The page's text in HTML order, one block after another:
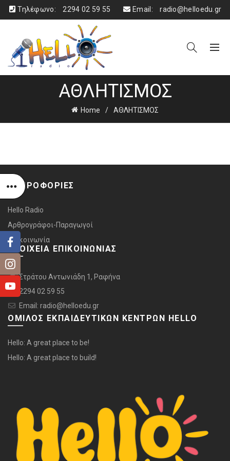
Τηλέφωνο: 2294 02 59 55 Email: radio@helloedu.gr
ΑΘΛΗΤΙΣΜΟΣ
Home ΑΘΛΗΤΙΣΜΟΣ
ΠΛΗΡΟΦΟΡΙΕΣ
Hello Radio
Αρθρογράφοι-Παραγωγοί
Επικοινωνία
ΣΤΟΙΧΕΙΑ ΕΠΙΚΟΙΝΩΝΙΑΣ
Στράτου Αντωνιάδη 1, Ραφήνα
2294 02 59 55
Email: radio@helloedu.gr
ΟΜΙΛΟΣ ΕΚΠΑΙΔΕΥΤΙΚΩΝ ΚΕΝΤΡΩΝ HELLO
Hello: A great place to be!
Hello: A great place to build!